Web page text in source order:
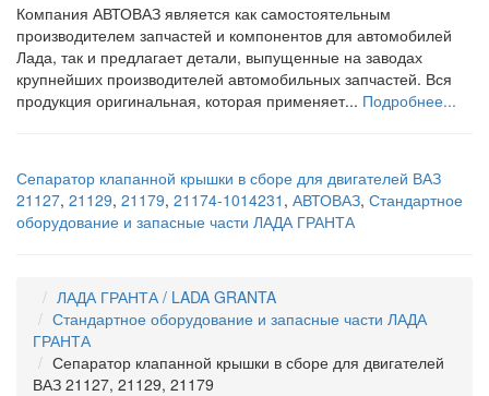
Компания АВТОВАЗ является как самостоятельным
производителем запчастей и компонентов для автомобилей
Лада, так и предлагает детали, выпущенные на заводах
крупнейших производителей автомобильных запчастей. Вся
продукция оригинальная, которая применяет... Подробнее...
Сепаратор клапанной крышки в сборе для двигателей ВАЗ
21127, 21129, 21179, 21174-1014231 , АВТОВАЗ, Стандартное
оборудование и запасные части ЛАДА ГРАНТА
ЛАДА ГРАНТА / LADA GRANTA
Стандартное оборудование и запасные части ЛАДА
ГРАНТА
Сепаратор клапанной крышки в сборе для двигателей
ВАЗ 21127, 21129, 21179